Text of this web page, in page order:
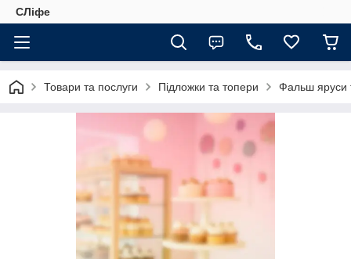
СЛіфе
Товари та послуги Підложки та топери Фальш яруси